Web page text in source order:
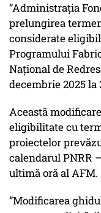
”Administrația
prelungirea
considerate
Programului
Național de
decembrie 2025 la
Această
eligibilitate cu
proiectelor
calendarul PNRR
ultimă oră al AFM.
”Modificarea